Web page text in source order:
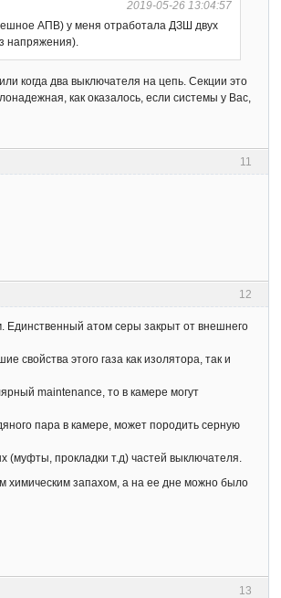
2019-05-26 13:04:57
АПВ) у меня отработала ДЗШ двух
напряжения).
когда два выключателя на цепь. Секции это
как оказалось, если системы у Вас,
11
12
Единственный атом серы закрыт от внешнего
свойства этого газа как изолятора, так и
maintenance, то в камере могут
пара в камере, может породить серную
(муфты, прокладки т.д) частей выключателя.
химическим запахом, а на ее дне можно было
13